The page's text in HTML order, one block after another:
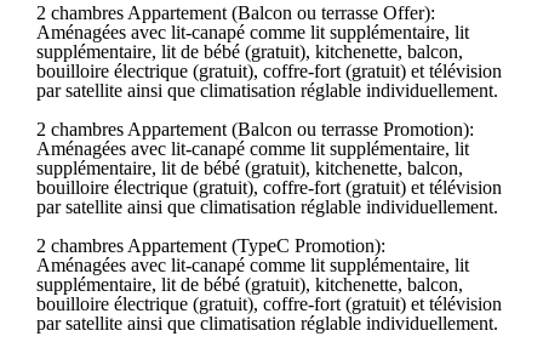
2 chambres Appartement (Balcon ou terrasse Offer):
Aménagées avec lit-canapé comme lit supplémentaire, lit
supplémentaire, lit de bébé (gratuit), kitchenette, balcon,
bouilloire électrique (gratuit), coffre-fort (gratuit) et télévision
par satellite ainsi que climatisation réglable individuellement.
2 chambres Appartement (Balcon ou terrasse Promotion):
Aménagées avec lit-canapé comme lit supplémentaire, lit
supplémentaire, lit de bébé (gratuit), kitchenette, balcon,
bouilloire électrique (gratuit), coffre-fort (gratuit) et télévision
par satellite ainsi que climatisation réglable individuellement.
2 chambres Appartement (TypeC Promotion):
Aménagées avec lit-canapé comme lit supplémentaire, lit
supplémentaire, lit de bébé (gratuit), kitchenette, balcon,
bouilloire électrique (gratuit), coffre-fort (gratuit) et télévision
par satellite ainsi que climatisation réglable individuellement.